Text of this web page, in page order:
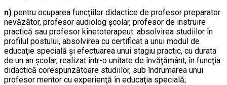
n) pentru ocuparea funcţiilor didactice de profesor preparator
nevăzător, profesor audiolog şcolar, profesor de instruire
practică sau profesor kinetoterapeut: absolvirea studiilor în
profilul postului, absolvirea cu certificat a unui modul de
educaţie specială şi efectuarea unui stagiu practic, cu durata
de un an şcolar, realizat într-o unitate de învăţământ, în funcţia
didactică corespunzătoare studiilor, sub îndrumarea unui
profesor mentor cu experienţă în educaţia specială;